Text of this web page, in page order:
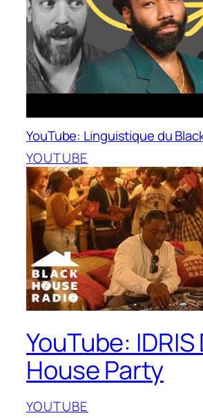
YouTube: Linguistique du
YOUTUBE
YouTube: IDRIS
House Party
YOUTUBE